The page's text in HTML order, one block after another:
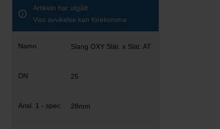
Artikeln har utgått
Viss avvikelse kan förekomma
Slang OXY Slät. x Slät. AT
25
28mm